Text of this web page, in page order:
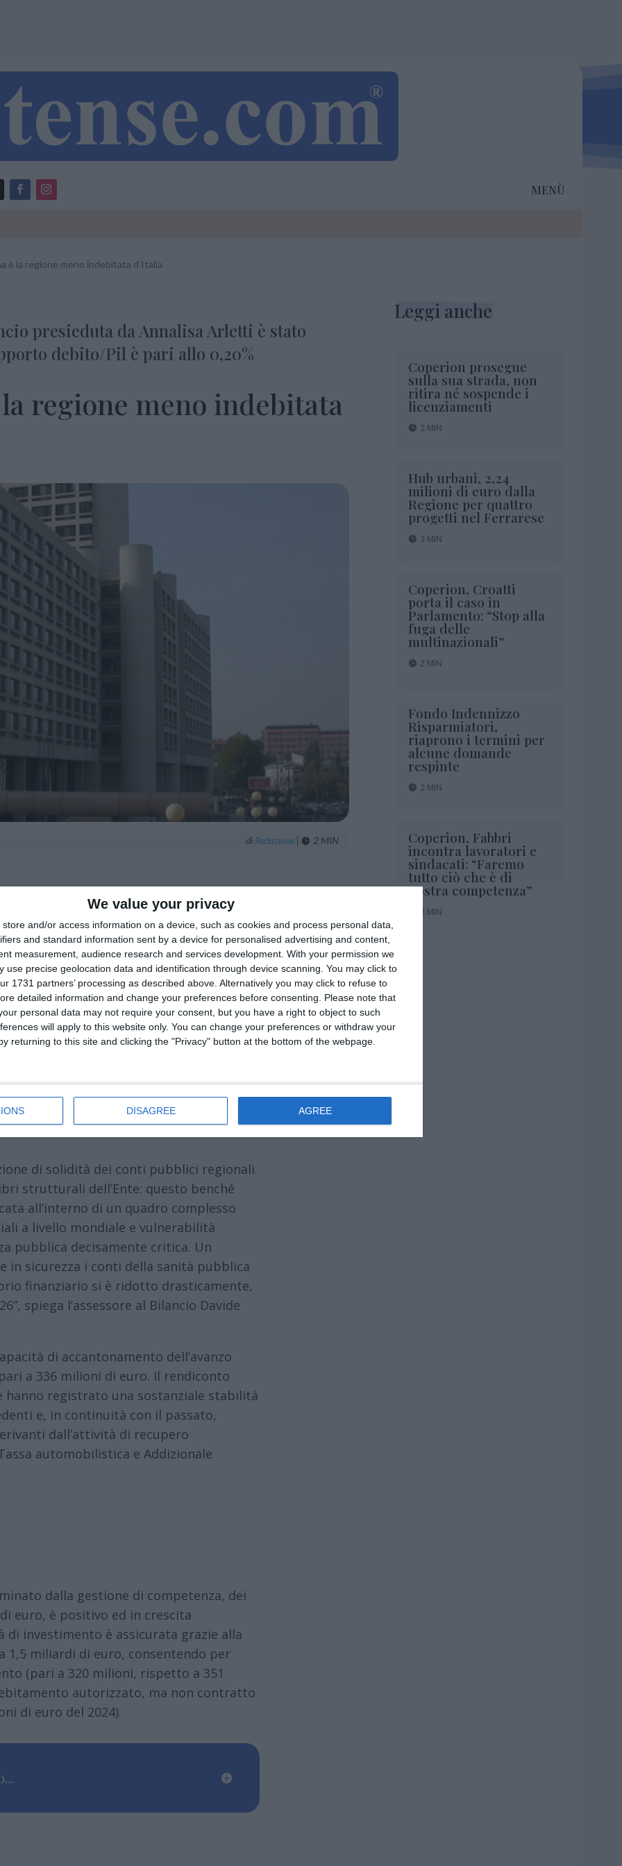
We value your privacy
store and/or access information on a device, such as cookies and process personal data,
and standard information sent by a device for personalised advertising and content,
measurement, audience research and services development. With your permission we
use precise geolocation data and identification through device scanning. You may click to
1731 partners’ processing as described above. Alternatively you may click to refuse to
detailed information and change your preferences before consenting.
Please note that
personal data may not require your consent, but you have a right to object to such
will apply to this website only. You can change your preferences or withdraw your
returning to this site and clicking the "Privacy" button at the bottom of the webpage.
DISAGREE AGREE
MENÙ
è la regione meno indebitata d’Italia
presieduta da Annalisa Arletti è stato
debito/Pil è pari allo 0,20%
la regione meno indebitata
di Redazione|  2 MIN
Leggi anche
Coperion prosegue
sulla sua strada, non
ritira né sospende i
licenziamenti
2 MIN
Hub urbani, 2,24
milioni di euro dalla
Regione per quattro
progetti nel Ferrarese
3 MIN
Coperion, Croatti
porta il caso in
Parlamento: “Stop alla
fuga delle
multinazionali”
2 MIN
Fondo Indennizzo
Risparmiatori,
riaprono i termini per
alcune domande
respinte
2 MIN
Coperion, Fabbri
incontra lavoratori e
sindacati: “Faremo
tutto ciò che è di
nostra competenza”
2 MIN
Romagna si conferma la Regione
dalla presentazione del Rendiconto 2025
presieduta da Annalisa Arletti.
parla di una gestione finanziaria e
milioni di euro a cui si aggiungono una
tempi di pagamento dei
per legge: 14 giorni in media contro i
di solidità dei conti pubblici regionali
strutturali dell’Ente: questo benché
all’interno di un quadro complesso
a livello mondiale e vulnerabilità
pubblica decisamente critica. Un
sicurezza i conti della sanità pubblica
finanziario si è ridotto drasticamente,
spiega l’assessore al Bilancio Davide
di accantonamento dell’avanzo
a 336 milioni di euro. Il rendiconto
registrato una sostanziale stabilità
e, in continuità con il passato,
dall’attività di recupero
automobilistica e Addizionale
dalla gestione di competenza, dei
euro, è positivo ed in crescita
di investimento è assicurata grazie alla
miliardi di euro, consentendo per
(pari a 320 milioni, rispetto a 351
autorizzato, ma non contratto
di euro del 2024).